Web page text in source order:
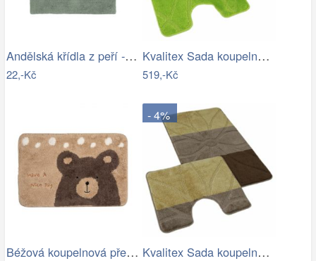
Andělská křídla z peří - zápich, bílá,…
22,-Kč
Kvalitex Sada koupelnových předložek…
519,-Kč
Béžová koupelnová předložka s medvídkem…
- 4%
Kvalitex Sada koupelnových předložek…